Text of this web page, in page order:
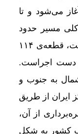
جدول
داده میشود+
غیرفعال و
می‌شود و تا
مسیر حدود
۳۶۰ کیلومتر است که در فاز نخست، قطعه‌ی ۱۱۴
دست اجراست.
به جنوب و
ایران از طریق
از آن،
کشور به شکل